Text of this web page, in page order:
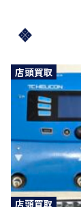
店頭買取
店頭買取